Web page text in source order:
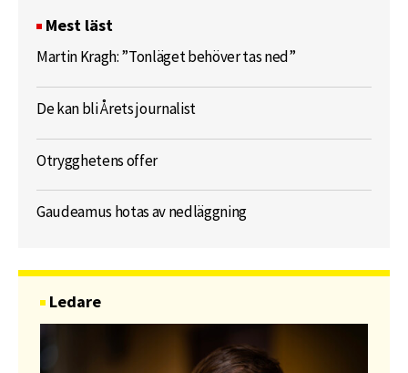
Mest läst
Martin Kragh: ”Tonläget behöver tas ned”
De kan bli Årets journalist
Otrygghetens offer
Gaudeamus hotas av nedläggning
Ledare